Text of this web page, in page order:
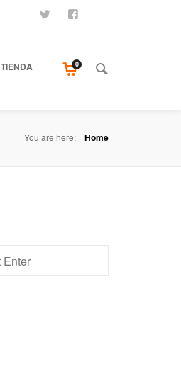
SÍGUENOS
TIENDA 0
You are here: Home